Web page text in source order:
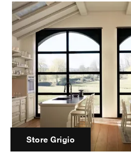
Store Grigio